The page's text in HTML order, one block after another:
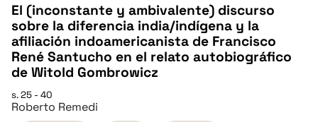
CZYSTY TEKST
pobierz cytat
El (inconstante y ambivalente) discurso
sobre la diferencia india/indígena y la
afiliación indoamericanista de Francisco
René Santucho en el relato autobiográfico
de Witold Gombrowicz
s. 25 - 40
Roberto Remedi